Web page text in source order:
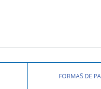
FORMAS DE